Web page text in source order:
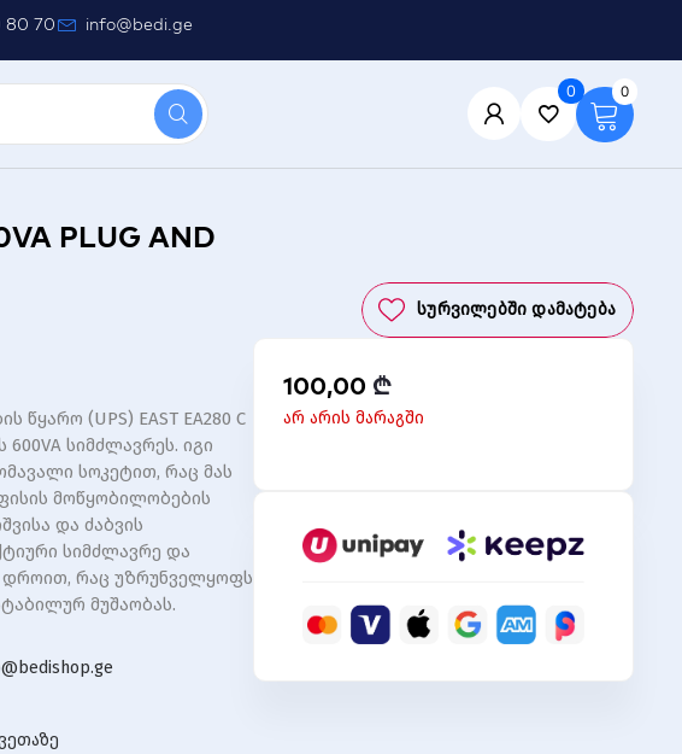
80 70 info@bedi.ge
0
0
PLUG AND
Სურვილებში Დამატება
წყარო (UPS) EAST EA280 C
სიმძლავრეს. იგი
სოკეტით, რაც მას
მოწყობილობების
და ძაბვის
სიმძლავრე და
დროით, რაც უზრუნველყოფს
მუშაობას.
100,00 ₾
არ არის მარაგში